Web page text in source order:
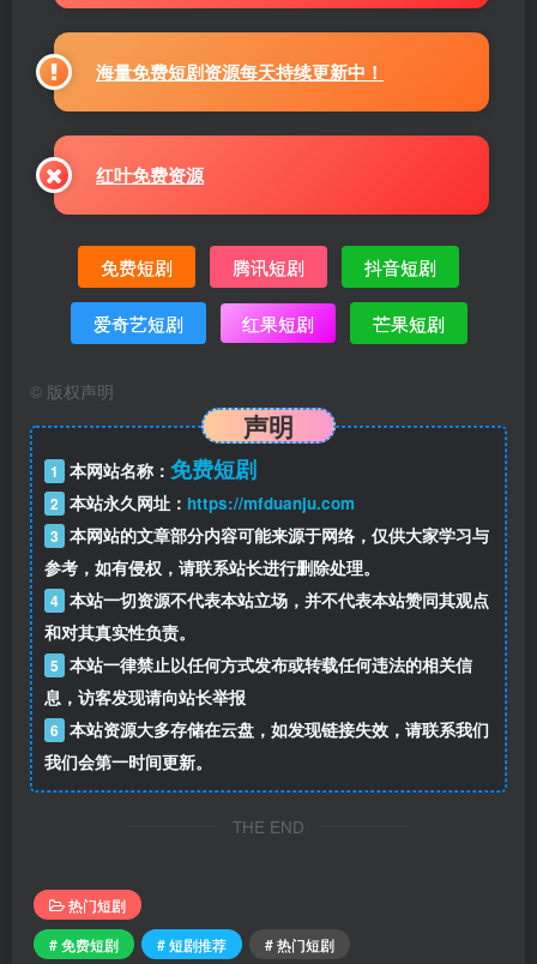
海量免费短剧资源每天持续更新中！
红叶免费资源
免费短剧 腾讯短剧 抖音短剧
爱奇艺短剧 红果短剧 芒果短剧
© 版权声明
声明
1 本网站名称： 免费短剧
2 本站永久网址： https://mfduanju.com
3 本网站的文章部分内容可能来源于网络，仅供大家学习与
参考，如有侵权，请联系站长进行删除处理。
4 本站一切资源不代表本站立场，并不代表本站赞同其观点
和对其真实性负责。
5 本站一律禁止以任何方式发布或转载任何违法的相关信
息，访客发现请向站长举报
6 本站资源大多存储在云盘，如发现链接失效，请联系我们
我们会第一时间更新。
THE END
热门短剧
# 免费短剧
# 短剧推荐 # 热门短剧